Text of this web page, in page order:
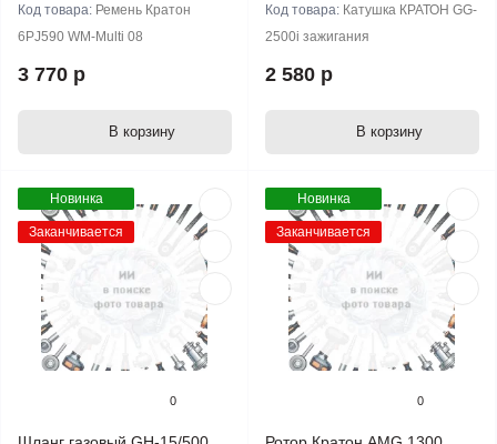
Код товара: Ремень Кратон
6PJ590 WM-Multi 08
3 770 р
В корзину
Код товара: Катушка КРАТОН GG-
2500i зажигания
2 580 р
В корзину
Новинка
Заканчивается
0
Новинка
Заканчивается
0